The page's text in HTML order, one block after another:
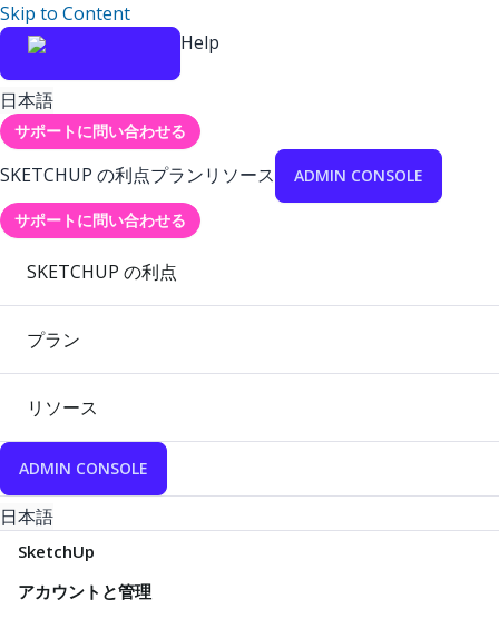
Skip to Content
Help
日本語
サポートに問い合わせる
SKETCHUP の利点プランリソース ADMIN CONSOLE
サポートに問い合わせる
SKETCHUP の利点
プラン
リソース
ADMIN CONSOLE
日本語
SketchUp
アカウントと管理